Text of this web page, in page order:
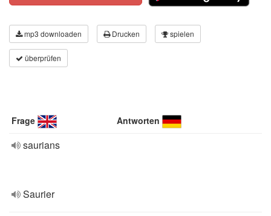
mp3 downloaden Drucken spielen
überprüfen
Frage Antworten
saurians
Saurier